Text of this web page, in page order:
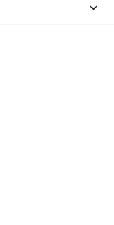
keyboard_arrow_down